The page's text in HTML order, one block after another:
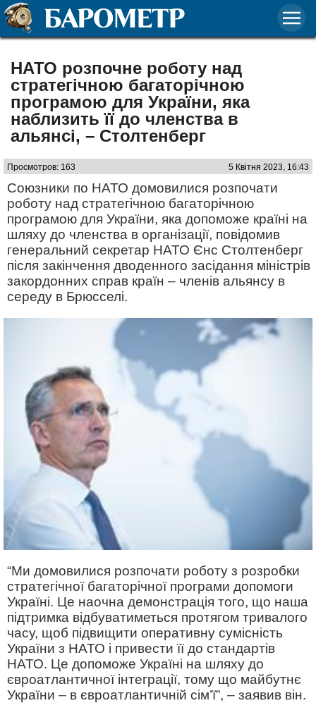
НАТО розпочне роботу над
стратегічною багаторічною
програмою для України, яка
наблизить її до членства в
альянсі, – Столтенберг
Просмотров: 163 5 Квітня 2023, 16:43
Союзники по НАТО домовилися розпочати
роботу над стратегічною багаторічною
програмою для України, яка допоможе країні на
шляху до членства в організації, повідомив
генеральний секретар НАТО Єнс Столтенберг
після закінчення дводенного засідання міністрів
закордонних справ країн – членів альянсу в
середу в Брюсселі.
“Ми домовилися розпочати роботу з розробки
стратегічної багаторічної програми допомоги
Україні. Це наочна демонстрація того, що наша
підтримка відбуватиметься протягом тривалого
часу, щоб підвищити оперативну сумісність
України з НАТО і привести її до стандартів
НАТО. Це допоможе Україні на шляху до
євроатлантичної інтеграції, тому що майбутнє
України – в євроатлантичній сім’ї”, – заявив він.